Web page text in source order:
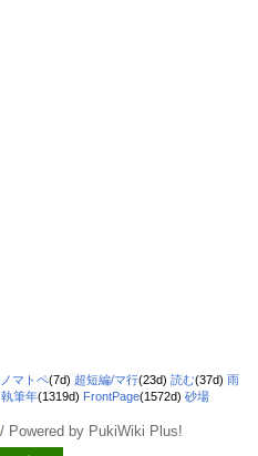
マトペ(7d) 超短編/マ行(23d) 読む(37d) 雨
執筆年(1319d) FrontPage(1572d) 砂場
Powered by PukiWiki Plus!